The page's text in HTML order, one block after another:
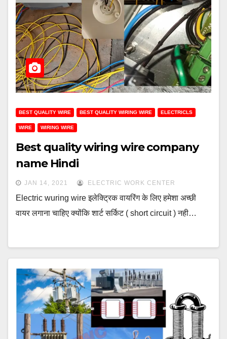
BEST QUALITY WIRE BEST QUALITY WIRING WIRE ELECTRICLS
WIRE WIRING WIRE
Best quality wiring wire company
name Hindi
JAN 14, 2021 ELECTRIC WORK CENTER
Electric wuring wire इलेक्ट्रिक वायरिंग के लिए हमेशा अच्छी
वायर लगाना चाहिए क्योंकि शार्ट सर्किट ( short circuit ) नही…